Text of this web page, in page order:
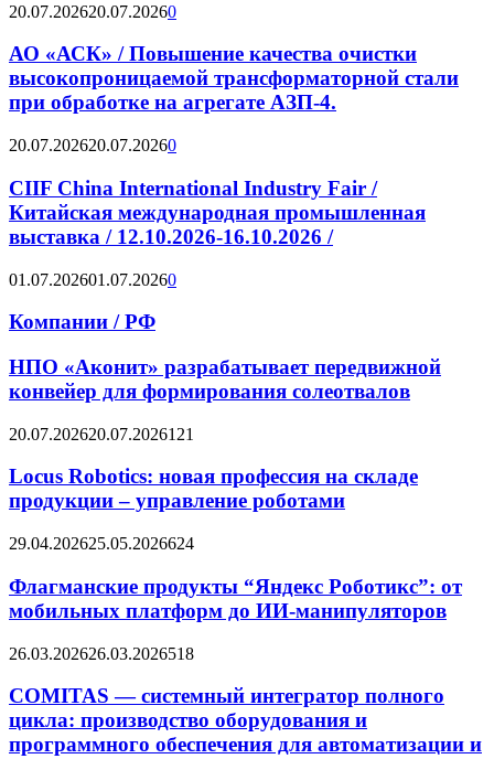
20.07.202620.07.20260
АО «АСК» / Повышение качества очистки
высокопроницаемой трансформаторной стали
при обработке на агрегате АЗП-4.
20.07.202620.07.20260
CIIF China International Industry Fair /
Китайская международная промышленная
выставка / 12.10.2026-16.10.2026 /
01.07.202601.07.20260
Компании / РФ
НПО «Аконит» разрабатывает передвижной
конвейер для формирования солеотвалов
20.07.202620.07.2026121
Locus Robotics: новая профессия на складе
продукции – управление роботами
29.04.202625.05.2026624
Флагманские продукты “Яндекс Роботикс”: от
мобильных платформ до ИИ-манипуляторов
26.03.202626.03.2026518
COMITAS — системный интегратор полного
цикла: производство оборудования и
программного обеспечения для автоматизации и